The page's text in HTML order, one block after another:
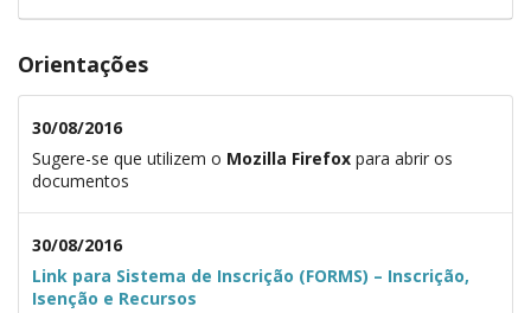
Orientações
30/08/2016
Sugere-se que utilizem o Mozilla Firefox para abrir os
documentos
30/08/2016
Link para Sistema de Inscrição (FORMS) – Inscrição,
Isenção e Recursos